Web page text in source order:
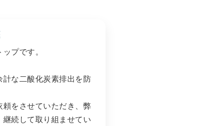
プです。
計な二酸化炭素排出を防
頼をさせていただき、弊
続して取り組ませてい